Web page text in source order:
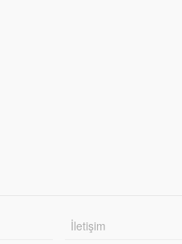
İletişim